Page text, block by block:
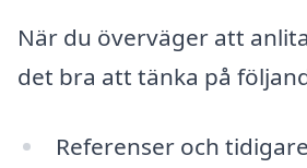
När du överväger att
det bra att tänka på
Referenser och